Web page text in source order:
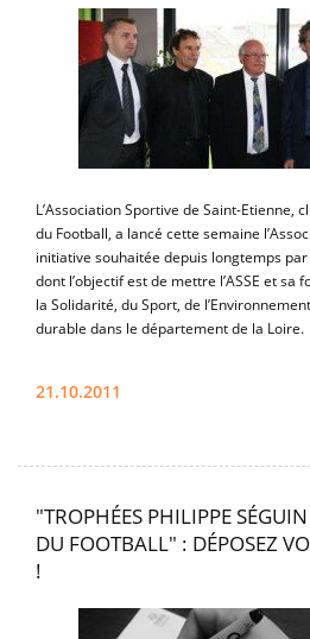
L’Association Sportive de Saint-Etienne,
du Football, a lancé cette semaine
initiative souhaitée depuis longtemps
dont l’objectif est de mettre l’ASSE et sa
la Solidarité, du Sport, de
durable dans le département de la Loire.
21.10.2011
"TROPHÉES PHILIPPE
DU FOOTBALL" : DÉPOSEZ
!